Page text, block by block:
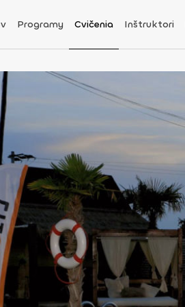
Programy Cvičenia Inštruktori